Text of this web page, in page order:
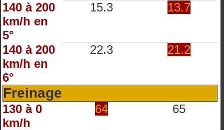
140 à 200
km/h en
5°
15.3 13.7
140 à 200
km/h en
6°
22.3 21.2
Freinage
130 à 0
km/h
64 65